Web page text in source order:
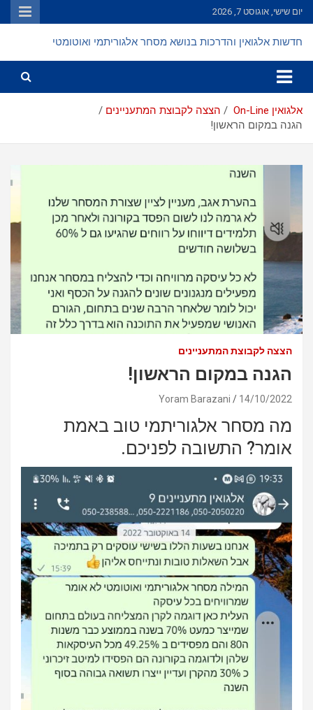
Skip
to
יום שישי, אוגוסט 7, 2026
חדשות אלגואין והדרכות בנושא מסחר אלגוריתמי ואוטומטי
אלגואין On-Line
הצצה לקבוצת המתעניינים
הגנה במקום הראשון!
הצצה לקבוצת המתעניינים
הגנה במקום הראשון!
14/10/2022
Yoram Barazani
מה מסחר אלגוריתמי טוב באמת
אומר? התשובה לפניכם.